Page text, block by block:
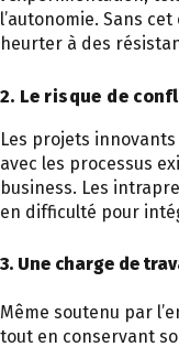
l’autonomie. Sans
heurter à des
2. Le risque de
Les projets
avec les processus
business. Les
en difficulté pour
3. Une charge de
Même soutenu par
tout en conservant